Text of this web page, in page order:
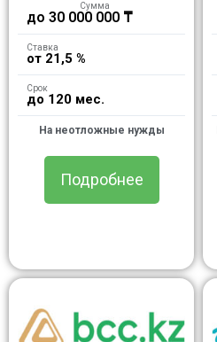
Сумма
до 30 000 000 ₸
Ставка
от 21,5 %
Срок
до 120 мес.
На неотложные нужды
Подробнее